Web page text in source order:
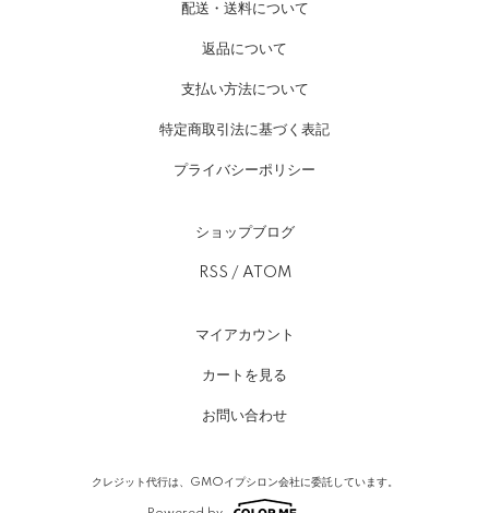
配送・送料について
返品について
支払い方法について
特定商取引法に基づく表記
プライバシーポリシー
ショップブログ
RSS / ATOM
マイアカウント
カートを見る
お問い合わせ
クレジット代行は、GMOイプシロン会社に委託しています。